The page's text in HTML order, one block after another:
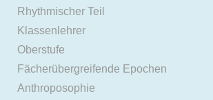
Rhythmischer Teil
Klassenlehrer
Oberstufe
Fächerübergreifende Epochen
Anthroposophie